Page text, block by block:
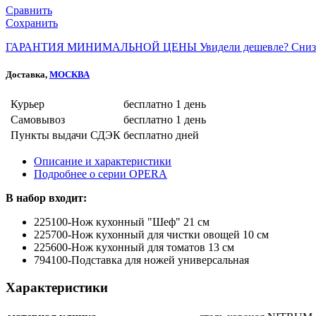
Сравнить
Сохранить
ГАРАНТИЯ МИНИМАЛЬНОЙ ЦЕНЫ Увидели дешевле?
Доставка, МОСКВА
Курьер бесплатно 1 день
Самовывоз
бесплатно 1 день
Пункты выдачи СДЭК бесплатно дней
Описание и характеристики
Подробнее о серии OPERA
В набор входит:
225100-Нож кухонный "Шеф" 21 см
225700-Нож кухонный для чистки овощей 10 см
225600-Нож кухонный для томатов 13 см
794100-Подставка для ножей универсальная
Характеристики